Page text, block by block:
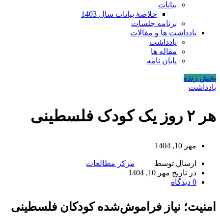
بیانات
خلاصۀ بیانات سال 1403
برنامه جلسات
یادداشت ها و مقالات
یادداشت
مقاله ها
پایان نامه
پخش زنده
یادداشت
هر ۲ روز یک کودک فلسطینی
مهر 10, 1404
ارسال توسط
مرکز مطالعات
در تاریخ مهر 10, 1404
0 دیدگاه
امنیت؛ نیاز فراموش‌شده کودکان فلسطینی